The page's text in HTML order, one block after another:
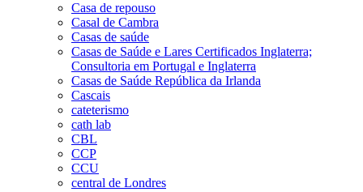
Casa de repouso
Casal de Cambra
Casas de saúde
Casas de Saúde e Lares Certificados Inglaterra;
Consultoria em Portugal e Inglaterra
Casas de Saúde República da Irlanda
Cascais
cateterismo
cath lab
CBL
CCP
CCU
central de Londres